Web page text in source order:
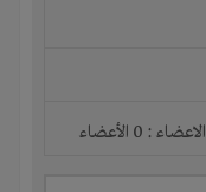
: 0 الأعضاء